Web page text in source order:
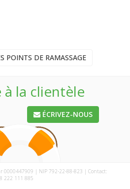
POINTS DE RAMASSAGE
à la clientèle
ÉCRIVEZ-NOUS
0000447909 | NIP 792-22-88-823 | Contact:
222 111 885